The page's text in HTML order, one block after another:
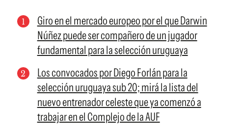
Giro en el mercado europeo por el que Darwin
Núñez puede ser compañero de un jugador
fundamental para la selección uruguaya
Los convocados por Diego Forlán para la
selección uruguaya sub 20; mirá la lista del
nuevo entrenador celeste que ya comenzó a
trabajar en el Complejo de la AUF